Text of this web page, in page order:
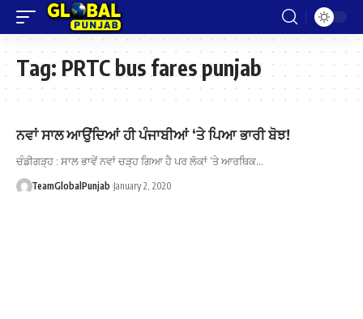
Tag: PRTC bus fares punjab
ਨਵਾਂ ਸਾਲ ਆਉਂਦਿਆਂ ਹੀ ਪੰਜਾਬੀਆਂ ‘ਤੇ ਪਿਆ ਭਾਰੀ ਬੋਝ!
ਚੰਡੀਗੜ੍ਹ : ਸਾਲ ਭਾਵੇਂ ਨਵਾਂ ਚੜ੍ਹ ਗਿਆ ਹੈ ਪਰ ਲੋਕਾਂ ’ਤੇ ਆਰਥਿਕ…
TeamGlobalPunjab January 2, 2020